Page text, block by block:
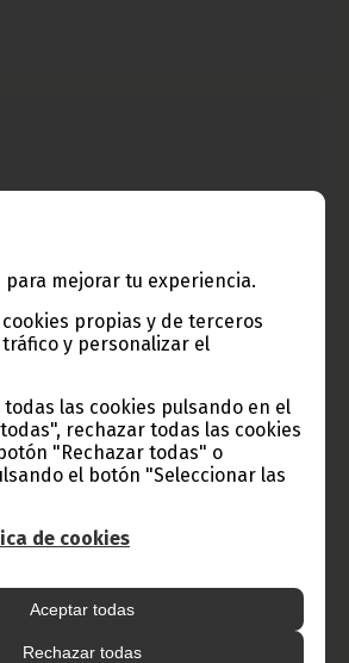
para mejorar tu experiencia.
propias y de terceros
y personalizar el
las cookies pulsando en el
rechazar todas las cookies
"Rechazar todas" o
el botón "Seleccionar las
de cookies
Aceptar todas
Rechazar todas
participa en la Semana Africana
esencial para el desarrollo,
en oportunidades y favorece el
ha subrayado el presidente del grupo
de apertura.